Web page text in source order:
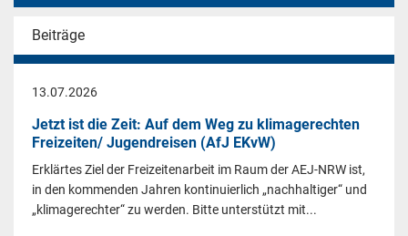
Beiträge
13.07.2026
Jetzt ist die Zeit: Auf dem Weg zu klimagerechten
Freizeiten/ Jugendreisen (AfJ EKvW)
Erklärtes Ziel der Freizeitenarbeit im Raum der AEJ-NRW ist,
in den kommenden Jahren kontinuierlich „nachhaltiger“ und
„klimagerechter“ zu werden. Bitte unterstützt mit...